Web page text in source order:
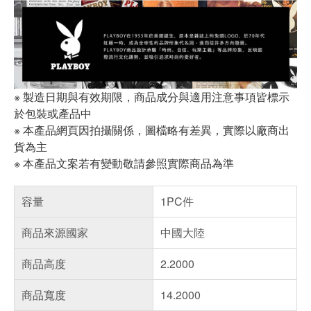
※ 製造日期與有效期限，商品成分與適用注意事項皆標示
於包裝或產品中
※ 本產品網頁因拍攝關係，圖檔略有差異，實際以廠商出
貨為主
※ 本產品文案若有變動敬請參照實際商品為準
容量
1PC件
商品來源國家
中國大陸
商品高度
2.2000
商品寬度
14.2000